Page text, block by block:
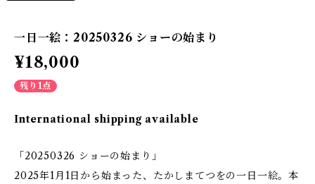
一日一絵：20250326 ショーの始まり
¥18,000
残り1点
International shipping available
「20250326 ショーの始まり」
2025年1月1日から始まった、たかしまてつをの一日一絵。本